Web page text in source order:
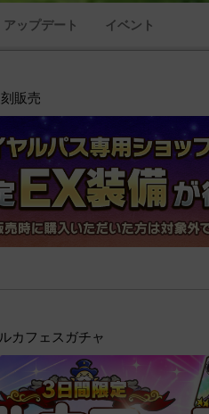
アップデート イベント
販売
カフェスガチャ